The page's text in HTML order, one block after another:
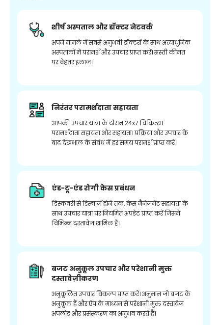
शीर्ष अस्पताल और डॉक्टर नेटवर्क
अपने मामले में सबसे अनुभवी डॉक्टरों के साथ अत्याधुनिक
अस्पतालों में परामर्श और उपचार प्राप्त करें। सस्ती कीमत
पर बेहतर इलाज।
निरंतर परामर्शदाता सहायता
आपकी उपचार यात्रा के दौरान 24x7 चिकित्सा
परामर्शदाता सहायता और सहायता। प्रक्रिया और उपचार के
बाद देखभाल के संबंध में हर समय परामर्श प्राप्त करें।
एंड-टू-एंड रोगी केस प्रबंधन
डिस्कवरी से डिस्चार्ज होने तक, केस मैनेजमेंट सहायता के
साथ उपचार यात्रा पर नियमित अपडेट प्राप्त करें जिसमें
विभिन्न दस्तावेज शामिल हैं।
बजट अनुकूल उपचार और परेशानी मुक्त
दस्तावेज़ीकरण
अनुकूलित उपचार विकल्प प्राप्त करें। अनुमान जो बजट के
अनुकूल हैं और ऐप के माध्यम से परेशानी मुक्त दस्तावेज
अपलोड और प्रसंस्करण का अनुभव करते हैं।